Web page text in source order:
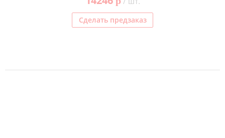
Сделать предзаказ